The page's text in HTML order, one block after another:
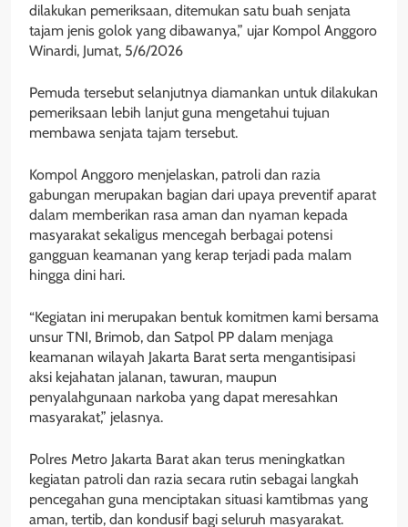
dilakukan pemeriksaan, ditemukan satu buah senjata
tajam jenis golok yang dibawanya,” ujar Kompol Anggoro
Winardi, Jumat, 5/6/2026
Pemuda tersebut selanjutnya diamankan untuk dilakukan
pemeriksaan lebih lanjut guna mengetahui tujuan
membawa senjata tajam tersebut.
Kompol Anggoro menjelaskan, patroli dan razia
gabungan merupakan bagian dari upaya preventif aparat
dalam memberikan rasa aman dan nyaman kepada
masyarakat sekaligus mencegah berbagai potensi
gangguan keamanan yang kerap terjadi pada malam
hingga dini hari.
“Kegiatan ini merupakan bentuk komitmen kami bersama
unsur TNI, Brimob, dan Satpol PP dalam menjaga
keamanan wilayah Jakarta Barat serta mengantisipasi
aksi kejahatan jalanan, tawuran, maupun
penyalahgunaan narkoba yang dapat meresahkan
masyarakat,” jelasnya.
Polres Metro Jakarta Barat akan terus meningkatkan
kegiatan patroli dan razia secara rutin sebagai langkah
pencegahan guna menciptakan situasi kamtibmas yang
aman, tertib, dan kondusif bagi seluruh masyarakat.